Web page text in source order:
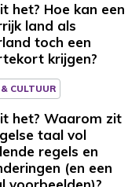
het? Hoe kan een
land als
toch een
krijgen?
CULTUUR
het? Waarom zit
taal vol
regels en
(en een